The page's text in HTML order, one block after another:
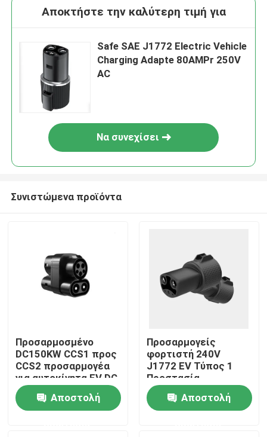
Αρχική Σελίδα
Προϊόντα
Αποκτήστε την καλύτερη τιμή για
Safe SAE J1772 Electric Vehicle
Charging Adapte 80AMPr 250V
AC
Να συνεχίσει
Συνιστώμενα προϊόντα
Προσαρμοσμένο
DC150KW CCS1 προς
CCS2 προσαρμογέα
για αυτοκίνητα EV DC
γρήγορη φόρτιση
Αποστολή
Προσαρμογείς
φορτιστή 240V
J1772 EV Τύπος 1
Προστασία
υπέρτασης
Αποστολή